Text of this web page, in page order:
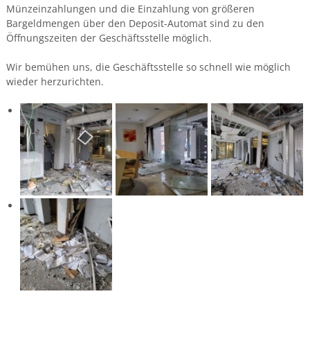
Münzeinzahlungen und die Einzahlung von größeren
Bargeldmengen über den Deposit-Automat sind zu den
Öffnungszeiten der Geschäftsstelle möglich.
Wir bemühen uns, die Geschäftsstelle so schnell wie möglich
wieder herzurichten.